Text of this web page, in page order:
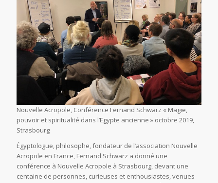
Nouvelle Acropole, Conférence Fernand Schwarz « Magie,
pouvoir et spiritualité dans l’Egypte ancienne » octobre 2019,
Strasbourg
Égyptologue, philosophe, fondateur de l’association Nouvelle
Acropole en France, Fernand Schwarz a donné une
conférence à Nouvelle Acropole à Strasbourg, devant une
centaine de personnes, curieuses et enthousiastes, venues